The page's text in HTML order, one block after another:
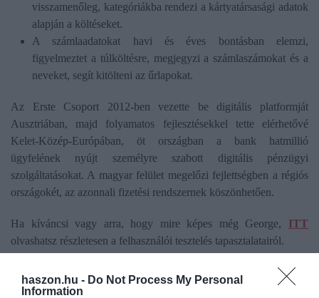
haszon.hu - Do Not Process My Personal
Information
visszamenőleg, kategóriákba rendezi a kártyatársasági adatok
alapján a költéseket.
A számlaadatokat havi és éves bontásban elemzi,
figyelmeztet a túlköltésre, megjegyzi a számlaszámokat és a
neveket, segít kitölteni az űrlapokat.
Az Erste Csoport 2012-ben vezette be digitális platformját
Ausztriában, majd folyamatos fejlesztésekkel tette elérhetővé
Kelet-Közép-Európában, öt országban a bank hatmillió
ügyfelének nyújt személyre szabott digitális pénzügyi
szolgáltatásokat. A magyar felület megelőzi fejlettségben a régiós
országokét, az azonnali fizetési rendszernek köszönhetően.
Ha kíváncsi vagy arra, hogy mire képes még George, ITT
olvashatsz részletesen a felhasználói tesztelés tapasztalatairól.
erste bank